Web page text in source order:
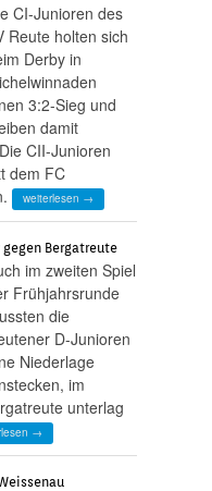
CI-Junioren des
Reute holten sich
Derby in
3:2-Sieg und
damit
CII-Junioren
dem FC
weiterlesen →
Bergatreute
im zweiten Spiel
Frühjahrsrunde
die
D-Junioren
Niederlage
im
unterlag
→